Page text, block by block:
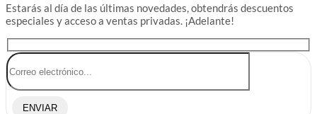
Estarás al día de las últimas novedades, obtendrás descuentos
especiales y acceso a ventas privadas. ¡Adelante!
ENVIAR